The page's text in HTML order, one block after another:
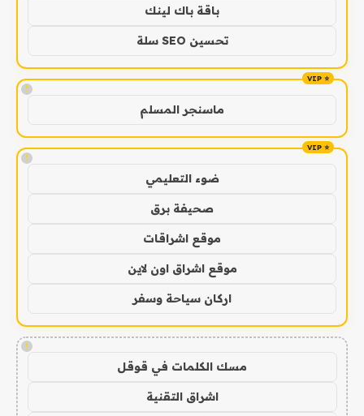
باقة باك لينك
تحسين SEO سلة
!
ماسنجر المسلم
!
ضوء التعليمي
صحيفة برق
موقع اشراقات
موقع اشراق اون لاين
اركان سياحة وسفر
!
مسك الكلمات في قوقل
اشراق التقنية